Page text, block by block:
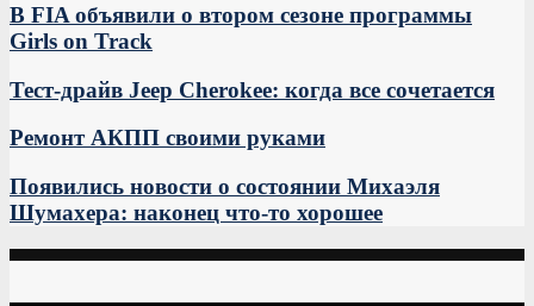
В FIA объявили о втором сезоне программы
Girls on Track
Тест-драйв Jeep Cherokee: когда все сочетается
Ремонт АКПП своими руками
Появились новости о состоянии Михаэля
Шумахера: наконец что-то хорошее